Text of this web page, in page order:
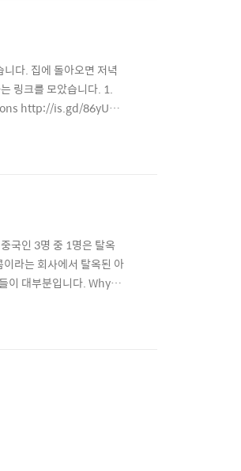
다. 집에 돌아오면 저녁
링크를 모았습니다. 1.
http://is.gd/86yU8l
국인 3명 중 1명은 탈옥
라는 회사에서 탈옥된 아
이 대부분입니다. Why